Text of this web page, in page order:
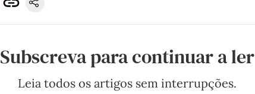
Subscreva para continuar a ler
Leia todos os artigos sem interrupções.